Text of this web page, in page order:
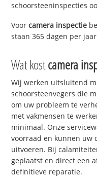
schoorsteeninspecties
Voorcamera inspectie
staan 365 dagen per
Wat kostcamera
Wij werken uitsluitend
schoorsteenvegers die
om uw probleem te
met vakmensen te
minimaal. Onze
voorraad en kunnen uw
uitvoeren. Bij
geplaatst en direct een
definitieve reparatie.